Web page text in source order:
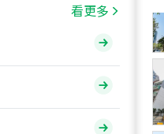
看更多